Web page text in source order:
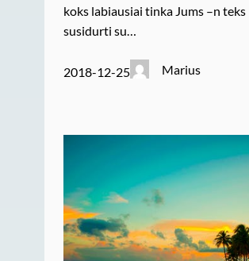
koks labiausiai tinka Jums –n teks
susidurti su…
2018-12-25 Marius